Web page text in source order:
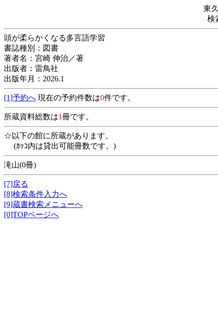
東
検
頭が柔らかくなる多言語学習
書誌種別：図書
著者名：宮崎 伸治／著
出版者：雷鳥社
出版年月：2026.1
[1]予約へ 現在の予約件数は0件です。
所蔵資料総数は1冊です。
☆以下の館に所蔵があります。
(ｶｯｺ内は貸出可能冊数です。)
滝山(0冊)
[7]戻る
[8]検索条件入力へ
[9]蔵書検索メニューへ
[0]TOPページへ